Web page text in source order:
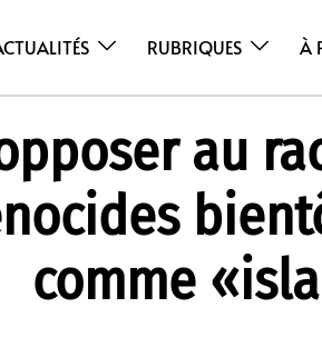
RUBRIQUES À
au
comme